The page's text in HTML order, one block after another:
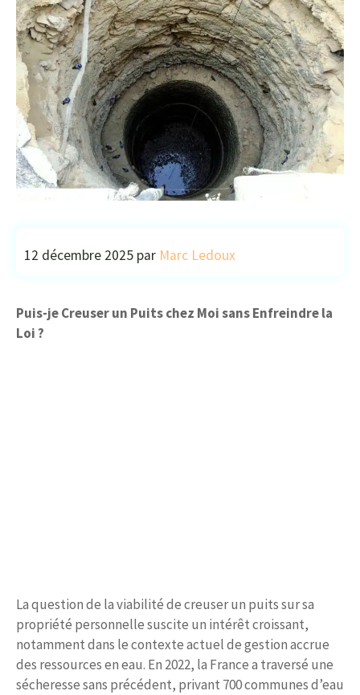
12 décembre 2025 par Marc Ledoux
Puis-je Creuser un Puits chez Moi sans Enfreindre la
Loi ?
La question de la viabilité de creuser un puits sur sa
propriété personnelle suscite un intérêt croissant,
notamment dans le contexte actuel de gestion accrue
des ressources en eau. En 2022, la France a traversé une
sécheresse sans précédent, privant 700 communes d’eau